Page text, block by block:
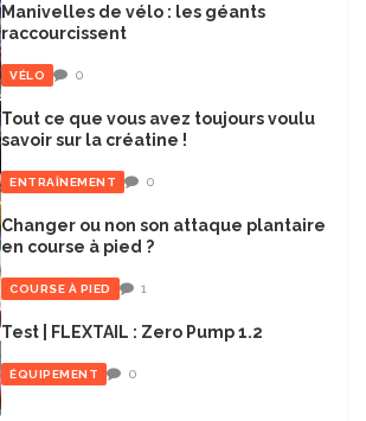
Manivelles de vélo : les géants
raccourcissent
VÉLO 0
Tout ce que vous avez toujours voulu
savoir sur la créatine !
ENTRAÎNEMENT 0
Changer ou non son attaque plantaire
en course à pied ?
COURSE À PIED 1
Test | FLEXTAIL : Zero Pump 1.2
ÉQUIPEMENT 0